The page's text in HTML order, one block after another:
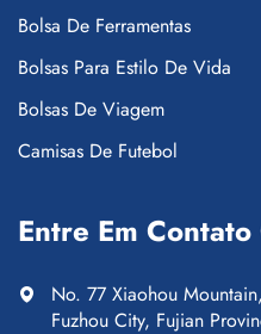
Bolsa De Ferramentas
Bolsas Para Estilo De Vida
Bolsas De Viagem
Camisas De Futebol
Entre Em
No. 77 Xiaohou
Fuzhou City, Fujian